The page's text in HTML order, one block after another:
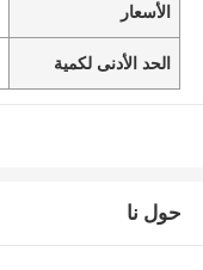
الأسعار
الحد الأدنى لكمية
حول نا